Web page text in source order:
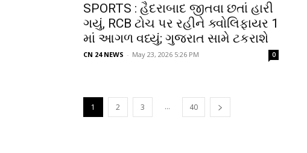
SPORTS : હૈદરાબાદ જીતવા છતાં હારી
ગયું, RCB ટોચ પર રહીને ક્વોલિફાયર 1
માં આગળ વધ્યું; ગુજરાત સામે ટકરાશે
CN 24 NEWS - May 23, 2026 5:26 PM 0
1 2 3 ... 40